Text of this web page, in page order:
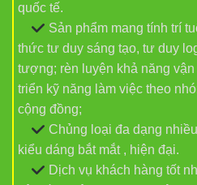
quốc tế.
Sản phẩm mang tính trí
thức tư duy sáng tạo, tư duy
tượng; rèn luyện khả năng
triển kỹ năng làm việc theo
cộng đồng;
Chủng loại đa dạng
kiểu dáng bắt mắt , hiện đại.
Dịch vụ khách hàng tốt